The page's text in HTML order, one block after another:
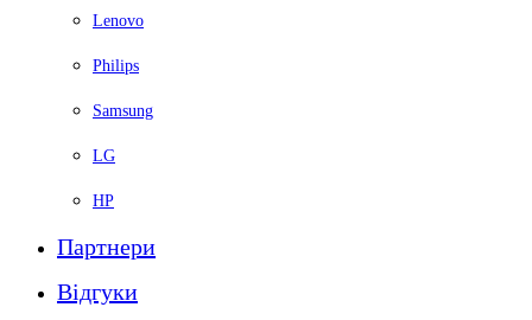
Lenovo
Philips
Samsung
LG
HP
Партнери
Вiдгуки